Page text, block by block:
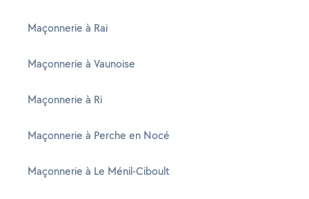
Maçonnerie à Rai
Maçonnerie à Vaunoise
Maçonnerie à Ri
Maçonnerie à Perche en Nocé
Maçonnerie à Le Ménil-Ciboult